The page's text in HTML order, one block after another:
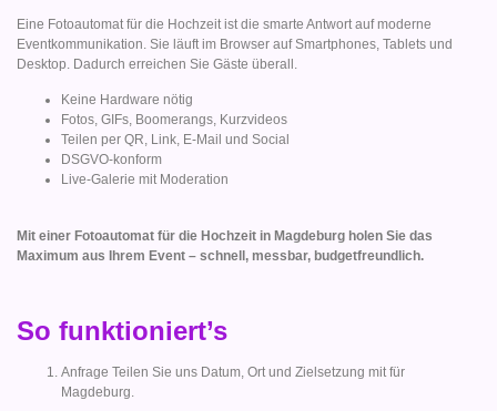
Eine Fotoautomat für die Hochzeit ist die smarte Antwort auf moderne
Eventkommunikation. Sie läuft im Browser auf Smartphones, Tablets und
Desktop. Dadurch erreichen Sie Gäste überall.
Keine Hardware nötig
Fotos, GIFs, Boomerangs, Kurzvideos
Teilen per QR, Link, E-Mail und Social
DSGVO-konform
Live-Galerie mit Moderation
Mit einer Fotoautomat für die Hochzeit in Magdeburg holen Sie das
Maximum aus Ihrem Event – schnell, messbar, budgetfreundlich.
So funktioniert’s
Anfrage Teilen Sie uns Datum, Ort und Zielsetzung mit für
Magdeburg.